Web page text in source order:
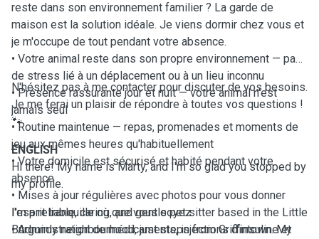
reste dans son environnement familier ? La garde de
maison est la solution idéale. Je viens dormir chez vous et
je m'occupe de tout pendant votre absence.
• Votre animal reste dans son propre environnement — pas
de stress lié à un déplacement ou à un lieu inconnu
• Présence rassurante jour et nuit — votre animal n'est
jamais seul
• Routine maintenue — repas, promenades et moments de
jeu aux mêmes heures qu'habituellement
• Votre domicile est sécurisé et habité pendant votre
absence
• Mises à jour régulières avec photos pour vous donner
l'esprit tranquille où que vous soyez
• Administration de médicaments, injections d'insuline et
N'hésitez pas à me contacter pour discuter de vos besoins.
Je me ferai un plaisir de répondre à toutes vos questions !
🐾
ENGLISH
Hi there! My name is Marty, and I'm so glad you stopped by
my profile.
I'm a reliable, caring, and gentle pet sitter based in the Little
Burgundy neighbourhood, just steps from Griffintown. My